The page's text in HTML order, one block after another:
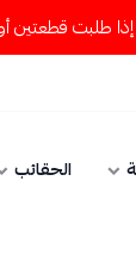
الحقائب